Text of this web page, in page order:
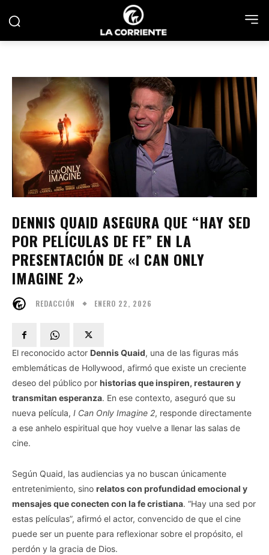
DENNIS QUAID ASEGURA QUE “HAY SED
POR PELÍCULAS DE FE” EN LA
PRESENTACIÓN DE «I CAN ONLY
IMAGINE 2»
REDACCIÓN ENERO 22, 2026
El reconocido actor Dennis Quaid, una de las figuras más
emblemáticas de Hollywood, afirmó que existe un creciente
deseo del público por historias que inspiren, restauren y
transmitan esperanza. En ese contexto, aseguró que su
nueva película, I Can Only Imagine 2, responde directamente
a ese anhelo espiritual que hoy vuelve a llenar las salas de
cine.
Según Quaid, las audiencias ya no buscan únicamente
entretenimiento, sino relatos con profundidad emocional y
mensajes que conecten con la fe cristiana. “Hay una sed por
estas películas”, afirmó el actor, convencido de que el cine
puede ser un puente para reflexionar sobre el propósito, el
perdón y la gracia de Dios.